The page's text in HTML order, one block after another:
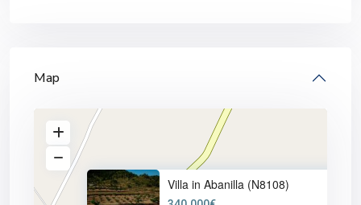
Map
Villa in Abanilla (N8108)